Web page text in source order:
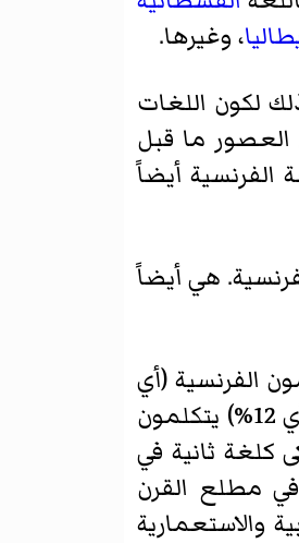
، وغيرها.
لكون اللغات
العصور ما قبل
الفرنسية أيضاً
هي أيضاً
الفرنسية (أي
بنسبة 26% من أصل 497،198،740 وهو العدد الكلي لمواطني الاتحاد الأوروبي). منهم 65 مليون مواطن (أي 12%) يتكلمون
مطلع القرن
والاستعمارية